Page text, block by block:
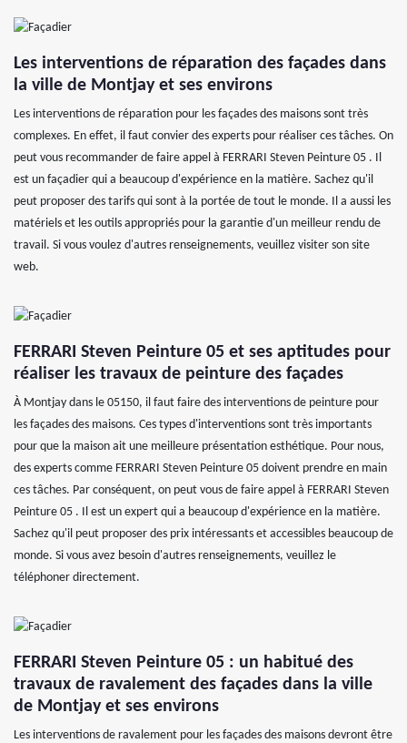
Les interventions de réparation des façades dans
la ville de Montjay et ses environs
Les interventions de réparation pour les façades des maisons sont très
complexes. En effet, il faut convier des experts pour réaliser ces tâches. On
peut vous recommander de faire appel à FERRARI Steven Peinture 05 . Il
est un façadier qui a beaucoup d'expérience en la matière. Sachez qu'il
peut proposer des tarifs qui sont à la portée de tout le monde. Il a aussi les
matériels et les outils appropriés pour la garantie d'un meilleur rendu de
travail. Si vous voulez d'autres renseignements, veuillez visiter son site
web.
FERRARI Steven Peinture 05 et ses aptitudes pour
réaliser les travaux de peinture des façades
À Montjay dans le 05150, il faut faire des interventions de peinture pour
les façades des maisons. Ces types d'interventions sont très importants
pour que la maison ait une meilleure présentation esthétique. Pour nous,
des experts comme FERRARI Steven Peinture 05 doivent prendre en main
ces tâches. Par conséquent, on peut vous de faire appel à FERRARI Steven
Peinture 05 . Il est un expert qui a beaucoup d'expérience en la matière.
Sachez qu'il peut proposer des prix intéressants et accessibles beaucoup de
monde. Si vous avez besoin d'autres renseignements, veuillez le
téléphoner directement.
FERRARI Steven Peinture 05 : un habitué des
travaux de ravalement des façades dans la ville
de Montjay et ses environs
Les interventions de ravalement pour les façades des maisons devront être